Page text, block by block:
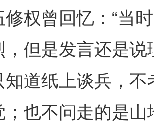
修权曾回忆：“当
，但是发言还是说
知道纸上谈兵，
；也不问走的是